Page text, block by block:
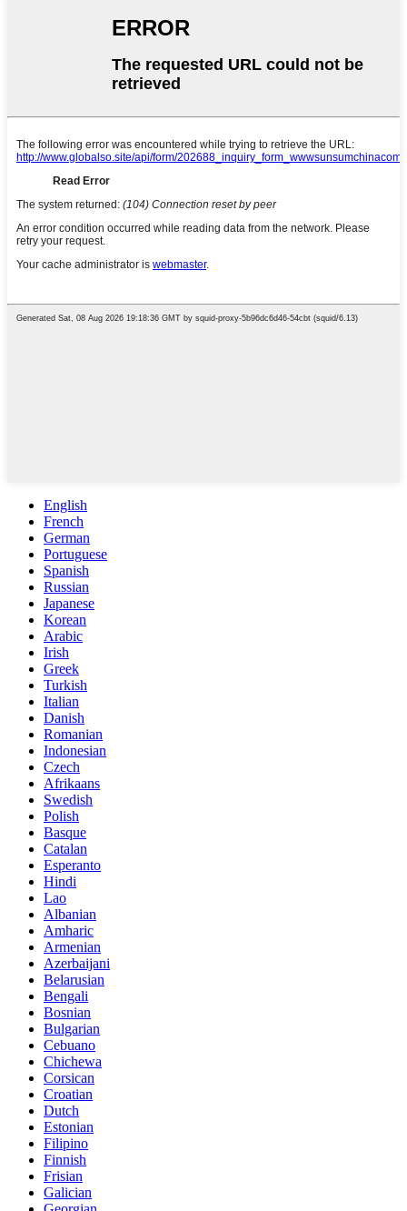
English
French
German
Portuguese
Spanish
Russian
Japanese
Korean
Arabic
Irish
Greek
Turkish
Italian
Danish
Romanian
Indonesian
Czech
Afrikaans
Swedish
Polish
Basque
Catalan
Esperanto
Hindi
Lao
Albanian
Amharic
Armenian
Azerbaijani
Belarusian
Bengali
Bosnian
Bulgarian
Cebuano
Chichewa
Corsican
Croatian
Dutch
Estonian
Filipino
Finnish
Frisian
Galician